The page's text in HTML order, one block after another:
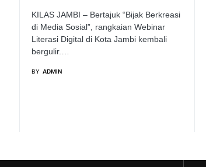
KILAS JAMBI – Bertajuk “Bijak Berkreasi
di Media Sosial”, rangkaian Webinar
Literasi Digital di Kota Jambi kembali
bergulir.…
BY ADMIN